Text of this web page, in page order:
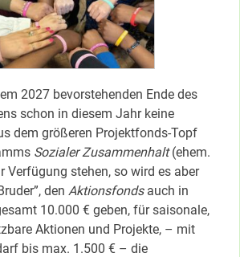
2027 bevorstehenden Ende des
schon in diesem Jahr keine
dem größeren Projektfonds-Topf
Sozialer Zusammenhalt(ehem.
Verfügung stehen, so wird es aber
den Aktionsfondsauch in
10.000 € geben, für saisonale,
Aktionen und Projekte, – mit
bis max. 1.500 € – die